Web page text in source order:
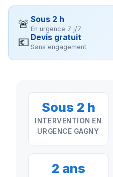
🚨 Sous 2 h
En urgence 7 j/7
💶 Devis gratuit
Sans engagement
Sous 2 h
INTERVENTION EN
URGENCE GAGNY
2 ans